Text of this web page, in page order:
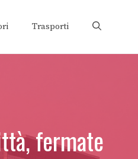
Trasporti
fermate